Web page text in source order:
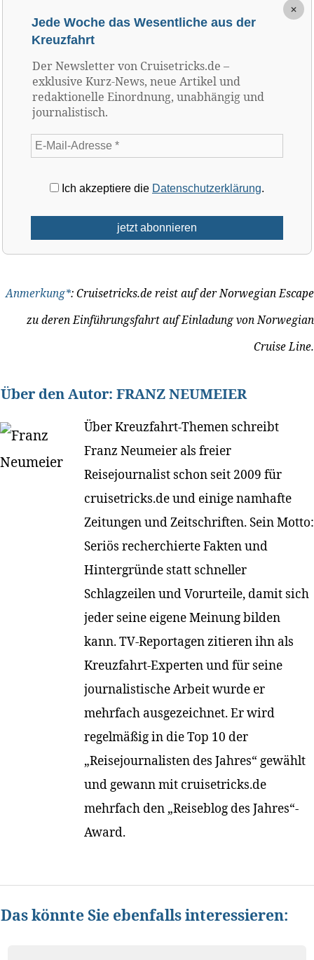
×
Jede Woche das Wesentliche aus der
Kreuzfahrt
Der Newsletter von Cruisetricks.de –
exklusive Kurz-News, neue Artikel und
redaktionelle Einordnung, unabhängig und
journalistisch.
Ich akzeptiere die Datenschutzerklärung.
Anmerkung*: Cruisetricks.de reist auf der Norwegian Escape
zu deren Einführungsfahrt auf Einladung von Norwegian
Cruise Line.
Über den Autor: FRANZ NEUMEIER
Über Kreuzfahrt-Themen schreibt
Franz Neumeier als freier
Reisejournalist schon seit 2009 für
cruisetricks.de und einige namhafte
Zeitungen und Zeitschriften. Sein Motto:
Seriös recherchierte Fakten und
Hintergründe statt schneller
Schlagzeilen und Vorurteile, damit sich
jeder seine eigene Meinung bilden
kann. TV-Reportagen zitieren ihn als
Kreuzfahrt-Experten und für seine
journalistische Arbeit wurde er
mehrfach ausgezeichnet. Er wird
regelmäßig in die Top 10 der
„Reisejournalisten des Jahres“ gewählt
und gewann mit cruisetricks.de
mehrfach den „Reiseblog des Jahres“-
Award.
Das könnte Sie ebenfalls interessieren: